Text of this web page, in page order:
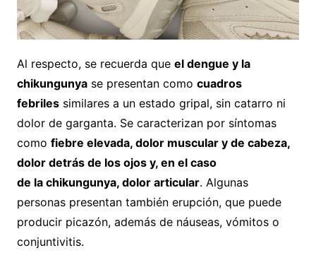
Al respecto, se recuerda que el dengue y la
chikungunyase presentan como cuadros
febrilessimilares a un estado gripal, sin catarro ni
dolor de garganta. Se caracterizan por síntomas
como fiebre elevada, dolor muscular y de cabeza,
dolor detrás de los ojos y, en el caso
de la chikungunya, dolor articular. Algunas
personas presentan también erupción, que puede
producir picazón, además de náuseas, vómitos o
conjuntivitis.